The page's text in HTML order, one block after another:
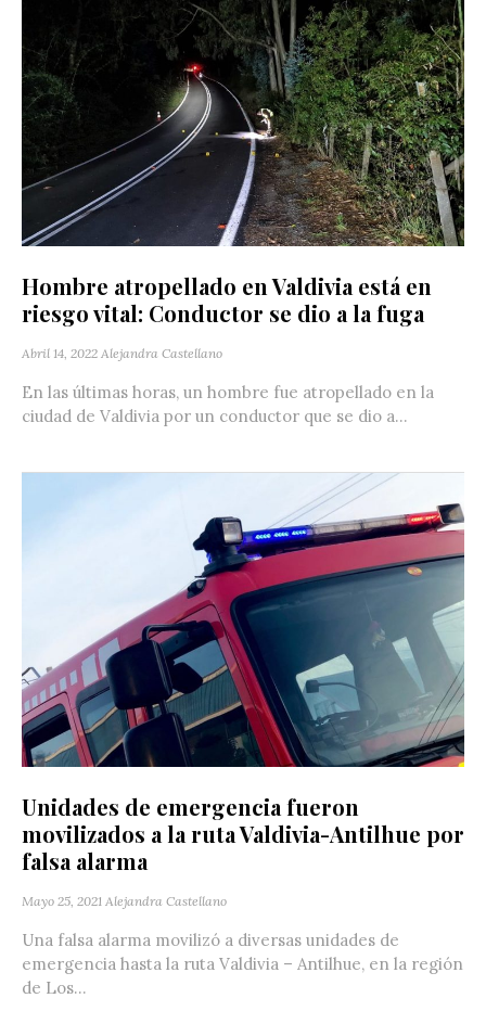
Hombre atropellado en Valdivia está en
riesgo vital: Conductor se dio a la fuga
Abril 14, 2022 Alejandra Castellano
En las últimas horas, un hombre fue atropellado en la
ciudad de Valdivia por un conductor que se dio a...
Unidades de emergencia fueron
movilizados a la ruta Valdivia-Antilhue por
falsa alarma
Mayo 25, 2021 Alejandra Castellano
Una falsa alarma movilizó a diversas unidades de
emergencia hasta la ruta Valdivia – Antilhue, en la región
de Los...